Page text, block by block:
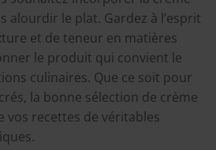
alourdir le plat. Gardez à l’esprit
et de teneur en matières
le produit qui convient le
culinaires. Que ce soit pour
la bonne sélection de crème
vos recettes de véritables